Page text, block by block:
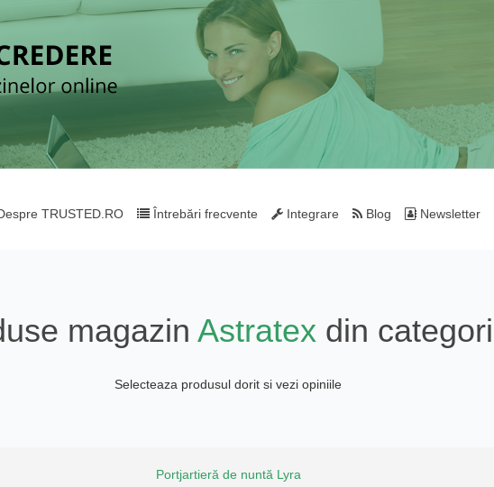
TRUSTED.RO Întrebări frecvente Integrare Blog Newsletter
magazin Astratex din
Selecteaza produsul dorit si vezi opiniile
Portjartieră de nuntă Lyra